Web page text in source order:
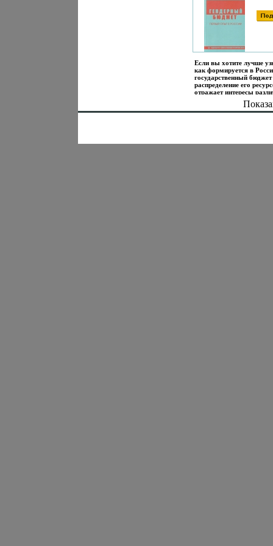
Формат: 84x108/32
(~130х205 мм) инфо
Если вы хотите лучше
как формируется в
государственный
распределение его
отражает интересы
групп населения,
мужчин прежде всего, то
рекомендуем прочесть
проблемы